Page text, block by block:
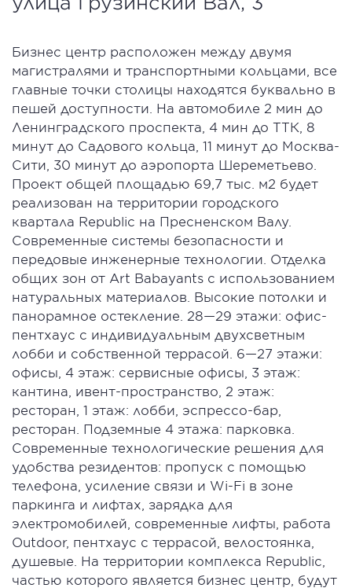
Бизнес центр расположен между двумя
магистралями и транспортными кольцами, все
главные точки столицы находятся буквально в
пешей доступности. На автомобиле 2 мин до
Ленинградского проспекта, 4 мин до ТТК, 8
минут до Садового кольца, 11 минут до Москва-
Сити, 30 минут до аэропорта Шереметьево.
Проект общей площадью 69,7 тыс. м2 будет
реализован на территории городского
квартала Republic на Пресненском Валу.
Современные системы безопасности и
передовые инженерные технологии. Отделка
общих зон от Art Babayants с использованием
натуральных материалов. Высокие потолки и
панорамное остекление. 28—29 этажи: офис-
пентхаус с индивидуальным двухсветным
лобби и собственной террасой. 6—27 этажи:
офисы, 4 этаж: сервисные офисы, 3 этаж:
кантина, ивент-пространство, 2 этаж:
ресторан, 1 этаж: лобби, эспрессо-бар,
ресторан. Подземные 4 этажа: парковка.
Современные технологические решения для
удобства резидентов: пропуск с помощью
телефона, усиление связи и Wi-Fi в зоне
паркинга и лифтах, зарядка для
электромобилей, современные лифты, работа
Оutdoor, пентхаус с террасой, велостоянка,
душевые. На территории комплекса Republic,
частью которого является бизнес центр, будут